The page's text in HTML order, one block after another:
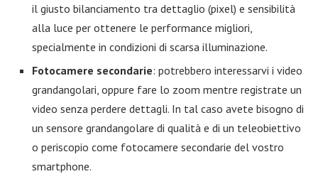
il giusto bilanciamento tra dettaglio (pixel) e sensibilità
alla luce per ottenere le performance migliori,
specialmente in condizioni di scarsa illuminazione.
Fotocamere secondarie: potrebbero interessarvi i video
grandangolari, oppure fare lo zoom mentre registrate un
video senza perdere dettagli. In tal caso avete bisogno di
un sensore grandangolare di qualità e di un teleobiettivo
o periscopio come fotocamere secondarie del vostro
smartphone.